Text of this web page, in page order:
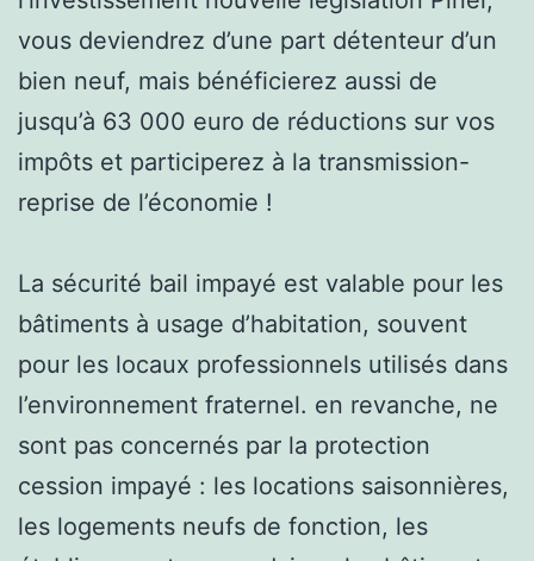
vous deviendrez d’une part détenteur d’un
bien neuf, mais bénéficierez aussi de
jusqu’à 63 000 euro de réductions sur vos
impôts et participerez à la transmission-
reprise de l’économie !
La sécurité bail impayé est valable pour les
bâtiments à usage d’habitation, souvent
pour les locaux professionnels utilisés dans
l’environnement fraternel. en revanche, ne
sont pas concernés par la protection
cession impayé : les locations saisonnières,
les logements neufs de fonction, les